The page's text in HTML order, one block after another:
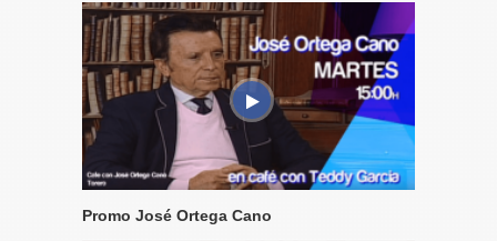
Promo José Ortega Cano